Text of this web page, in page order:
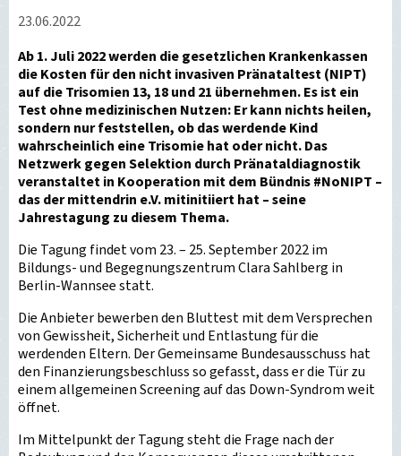
23.06.2022
Ab 1. Juli 2022 werden die gesetzlichen Krankenkassen
die Kosten für den nicht invasiven Pränataltest (NIPT)
auf die Trisomien 13, 18 und 21 übernehmen. Es ist ein
Test ohne medizinischen Nutzen: Er kann nichts heilen,
sondern nur feststellen, ob das werdende Kind
wahrscheinlich eine Trisomie hat oder nicht. Das
Netzwerk gegen Selektion durch Pränataldiagnostik
veranstaltet in Kooperation mit dem Bündnis #NoNIPT –
das der mittendrin e.V. mitinitiiert hat – seine
Jahrestagung zu diesem Thema.
Die Tagung findet vom 23. – 25. September 2022 im
Bildungs- und Begegnungszentrum Clara Sahlberg in
Berlin-Wannsee statt.
Die Anbieter bewerben den Bluttest mit dem Versprechen
von Gewissheit, Sicherheit und Entlastung für die
werdenden Eltern. Der Gemeinsame Bundesausschuss hat
den Finanzierungsbeschluss so gefasst, dass er die Tür zu
einem allgemeinen Screening auf das Down-Syndrom weit
öffnet.
Im Mittelpunkt der Tagung steht die Frage nach der